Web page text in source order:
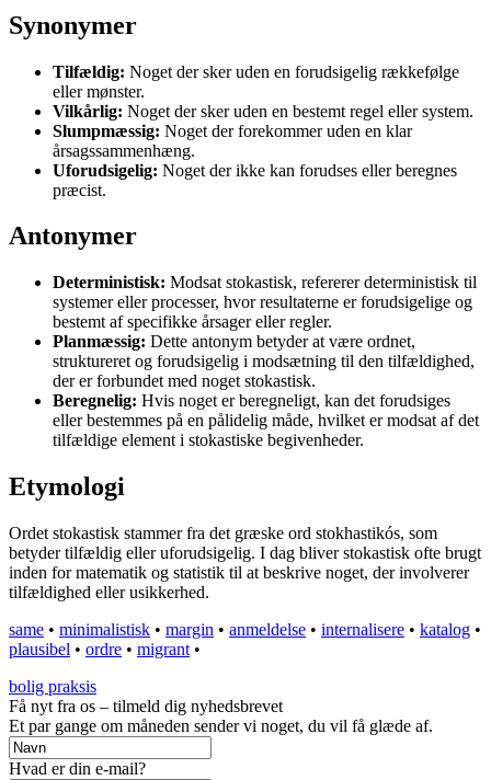
Synonymer
Tilfældig: Noget der sker uden en forudsigelig rækkefølge
eller mønster.
Vilkårlig: Noget der sker uden en bestemt regel eller system.
Slumpmæssig: Noget der forekommer uden en klar
årsagssammenhæng.
Uforudsigelig: Noget der ikke kan forudses eller beregnes
præcist.
Antonymer
Deterministisk: Modsat stokastisk, refererer deterministisk til
systemer eller processer, hvor resultaterne er forudsigelige og
bestemt af specifikke årsager eller regler.
Planmæssig: Dette antonym betyder at være ordnet,
struktureret og forudsigelig i modsætning til den tilfældighed,
der er forbundet med noget stokastisk.
Beregnelig: Hvis noget er beregneligt, kan det forudsiges
eller bestemmes på en pålidelig måde, hvilket er modsat af det
tilfældige element i stokastiske begivenheder.
Etymologi
Ordet stokastisk stammer fra det græske ord stokhastikós, som
betyder tilfældig eller uforudsigelig. I dag bliver stokastisk ofte brugt
inden for matematik og statistik til at beskrive noget, der involverer
tilfældighed eller usikkerhed.
same • minimalistisk • margin • anmeldelse • internalisere • katalog •
plausibel • ordre • migrant •
bolig praksis
Få nyt fra os – tilmeld dig nyhedsbrevet
Et par gange om måneden sender vi noget, du vil få glæde af.
Hvad er din e-mail?